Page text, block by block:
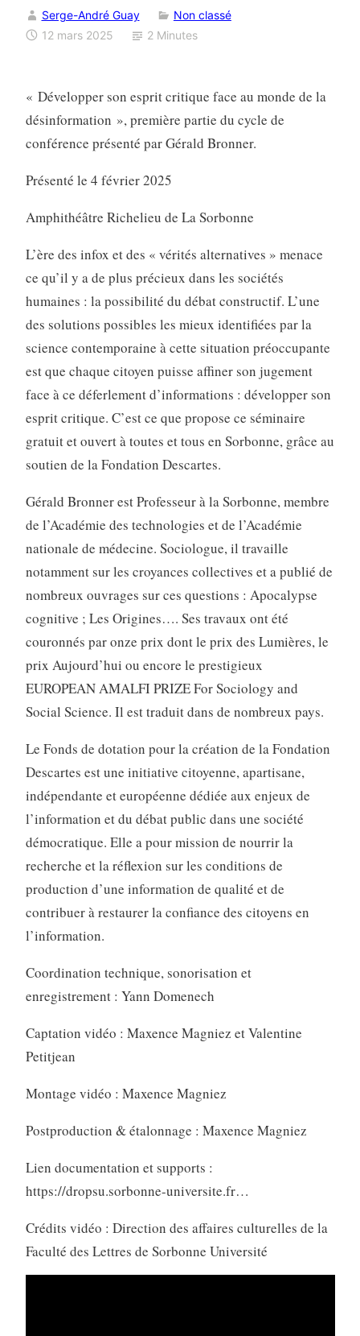
Serge-André Guay
Non classé
12 mars 2025
2 Minutes
« Développer son esprit critique face au monde de la
désinformation », première partie du cycle de
conférence présenté par Gérald Bronner.
Présenté le 4 février 2025
Amphithéâtre Richelieu de La Sorbonne
L’ère des infox et des « vérités alternatives » menace
ce qu’il y a de plus précieux dans les sociétés
humaines : la possibilité du débat constructif. L’une
des solutions possibles les mieux identifiées par la
science contemporaine à cette situation préoccupante
est que chaque citoyen puisse affiner son jugement
face à ce déferlement d’informations : développer son
esprit critique. C’est ce que propose ce séminaire
gratuit et ouvert à toutes et tous en Sorbonne, grâce au
soutien de la Fondation Descartes.
Gérald Bronner est Professeur à la Sorbonne, membre
de l’Académie des technologies et de l’Académie
nationale de médecine. Sociologue, il travaille
notamment sur les croyances collectives et a publié de
nombreux ouvrages sur ces questions : Apocalypse
cognitive ; Les Origines…. Ses travaux ont été
couronnés par onze prix dont le prix des Lumières, le
prix Aujourd’hui ou encore le prestigieux
EUROPEAN AMALFI PRIZE For Sociology and
Social Science. Il est traduit dans de nombreux pays.
Le Fonds de dotation pour la création de la Fondation
Descartes est une initiative citoyenne, apartisane,
indépendante et européenne dédiée aux enjeux de
l’information et du débat public dans une société
démocratique. Elle a pour mission de nourrir la
recherche et la réflexion sur les conditions de
production d’une information de qualité et de
contribuer à restaurer la confiance des citoyens en
l’information.
Coordination technique, sonorisation et
enregistrement : Yann Domenech
Captation vidéo : Maxence Magniez et Valentine
Petitjean
Montage vidéo : Maxence Magniez
Postproduction & étalonnage : Maxence Magniez
Lien documentation et supports :
https://dropsu.sorbonne-universite.fr…
Crédits vidéo : Direction des affaires culturelles de la
Faculté des Lettres de Sorbonne Université